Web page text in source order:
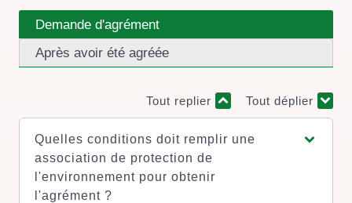
Demande d'agrément
Après avoir été agréée
Tout replier Tout déplier
Quelles conditions doit remplir une
association de protection de
l'environnement pour obtenir
l'agrément ?